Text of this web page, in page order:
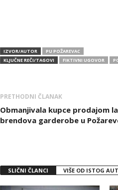
IZVOR/AUTOR
PU POŽAREVAC
KLJUČNE REČI/TAGOVI
FIKTIVNI UGOVOR
PRETHODNI ČLANAK
Obmanjivala kupce prodajom
brendova garderobe u
SLIČNI ČLANCI VIŠE OD ISTOG